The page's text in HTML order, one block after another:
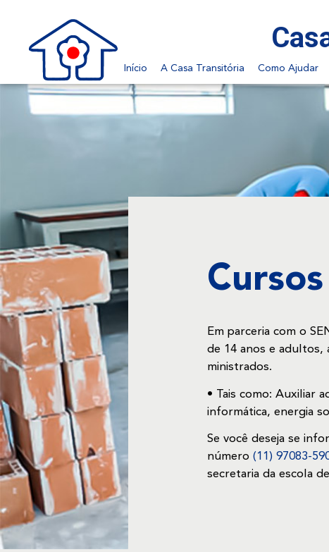
Início A Casa Transitória Como Ajudar
Em parceria com o
de 14 anos e adultos,
ministrados.
• Tais como: Auxiliar
informática, energia
​Se você deseja se
número (11) 97083-
secretaria da escola